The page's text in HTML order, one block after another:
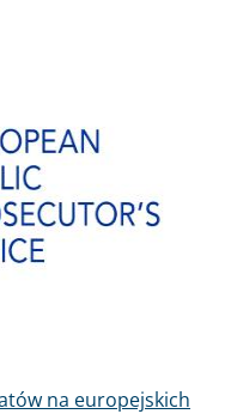
na europejskich